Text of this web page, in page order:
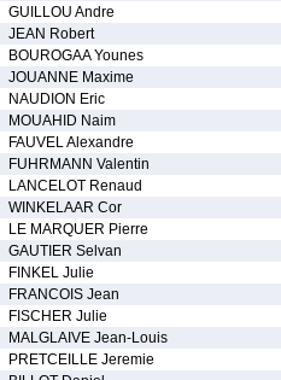
GUILLOU Andre
JEAN Robert
BOUROGAA Younes
JOUANNE Maxime
NAUDION Eric
MOUAHID Naim
FAUVEL Alexandre
FUHRMANN Valentin
LANCELOT Renaud
WINKELAAR Cor
LE MARQUER Pierre
GAUTIER Selvan
FINKEL Julie
FRANCOIS Jean
FISCHER Julie
MALGLAIVE Jean-Louis
PRETCEILLE Jeremie